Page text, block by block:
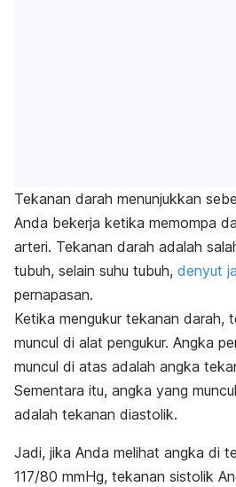
Tekanan darah menunjukkan
Anda bekerja ketika memompa
arteri. Tekanan darah adalah
tubuh, selain suhu tubuh, denyut
pernapasan.
Ketika mengukur tekanan darah,
muncul di alat pengukur. Angka
muncul di atas adalah angka
Sementara itu, angka yang
adalah tekanan diastolik.
Jadi, jika Anda melihat angka di
117/80 mmHg, tekanan sistolik